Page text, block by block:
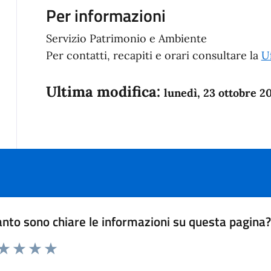
Per informazioni
Servizio Patrimonio e Ambiente
Per contatti, recapiti e orari consultare la
Ultima modifica: lunedì, 23 ottobre
sono chiare le informazioni su questa pagina?
1 a 5 stelle la pagina